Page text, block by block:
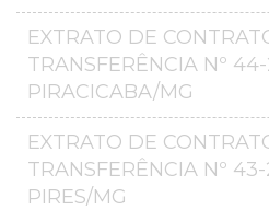
EXTRATO DE
TRANSFERÊNCIA Nº
PIRACICABA/MG
EXTRATO DE
TRANSFERÊNCIA Nº
PIRES/MG